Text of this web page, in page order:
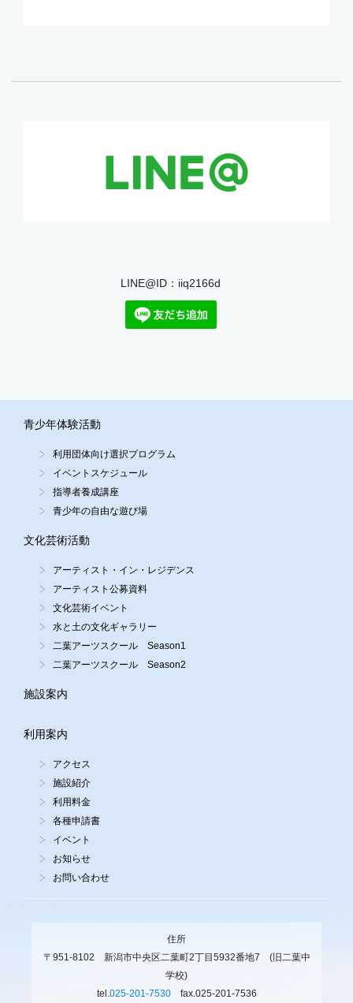
LINE@ID：iiq2166d
青少年体験活動
利用団体向け選択プログラム
イベントスケジュール
指導者養成講座
青少年の自由な遊び場
文化芸術活動
アーティスト・イン・レジデンス
アーティスト公募資料
文化芸術イベント
水と土の文化ギャラリー
二葉アーツスクール Season1
二葉アーツスクール Season2
施設案内
利用案内
アクセス
施設紹介
利用料金
各種申請書
イベント
お知らせ
お問い合わせ
住所
〒951-8102 新潟市中央区二葉町2丁目5932番地7 (旧二葉中
学校)
tel.025-201-7530fax.025-201-7536